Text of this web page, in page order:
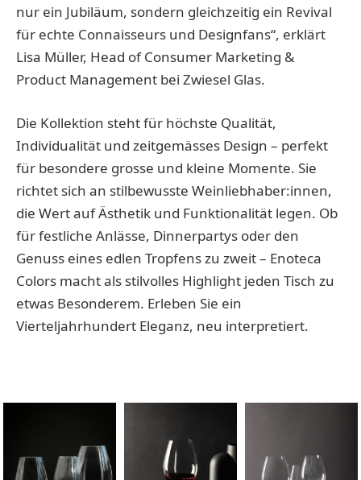
nur ein Jubiläum, sondern gleichzeitig ein Revival
für echte Connaisseurs und Designfans“, erklärt
Lisa Müller, Head of Consumer Marketing &
Product Management bei Zwiesel Glas.
Die Kollektion steht für höchste Qualität,
Individualität und zeitgemässes Design – perfekt
für besondere grosse und kleine Momente. Sie
richtet sich an stilbewusste Weinliebhaber:innen,
die Wert auf Ästhetik und Funktionalität legen. Ob
für festliche Anlässe, Dinnerpartys oder den
Genuss eines edlen Tropfens zu zweit – Enoteca
Colors macht als stilvolles Highlight jeden Tisch zu
etwas Besonderem. Erleben Sie ein
Vierteljahrhundert Eleganz, neu interpretiert.